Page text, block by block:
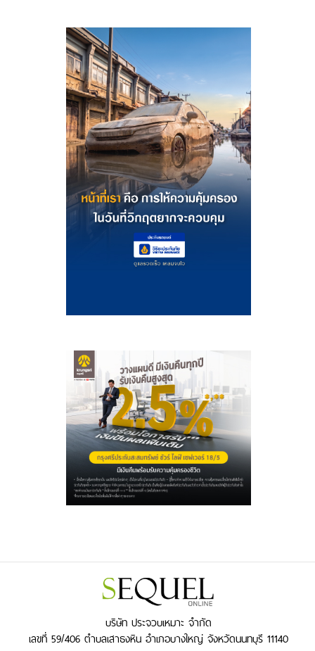
บริษัท ประจวบเหมาะ จำกัด
เลขที่ 59/406 ตำบลเสาธงหิน อำเภอบางใหญ่ จังหวัดนนทบุรี 11140